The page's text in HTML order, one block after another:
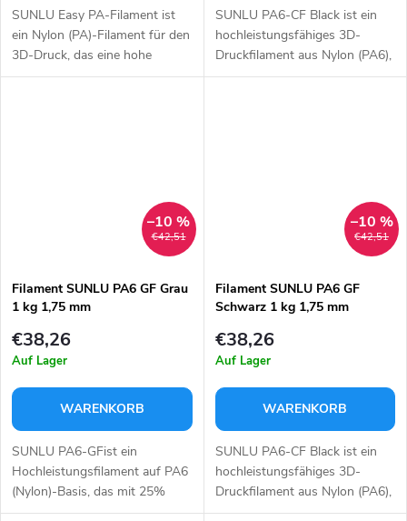
SUNLU Easy PA-Filament ist
ein Nylon (PA)-Filament für den
3D-Druck, das eine hohe
mechanische Beständigkeit mit
SUNLU PA6-CF Black ist ein
hochleistungsfähiges 3D-
Druckfilament aus Nylon (PA6),
das mit 20 %
€42,51
–10 %
Filament SUNLU PA6 GF Grau
1 kg 1,75 mm
€38,26
Auf Lager
WARENKORB
SUNLU PA6-GFist ein
Hochleistungsfilament auf PA6
(Nylon)-Basis, das mit 25%
Glasfasern verstärkt ist. Dank
€42,51
–10 %
Filament SUNLU PA6 GF
Schwarz 1 kg 1,75 mm
€38,26
Auf Lager
WARENKORB
SUNLU PA6-CF Black ist ein
hochleistungsfähiges 3D-
Druckfilament aus Nylon (PA6),
das mit 20 %